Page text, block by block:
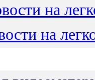
на
на